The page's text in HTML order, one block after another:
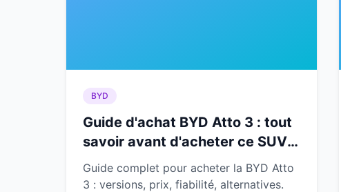
BYD
Guide d'achat BYD Atto 3 : tout
savoir avant d'acheter ce SUV
électrique chinois
Guide complet pour acheter la BYD Atto
3 : versions, prix, fiabilité, alternatives.